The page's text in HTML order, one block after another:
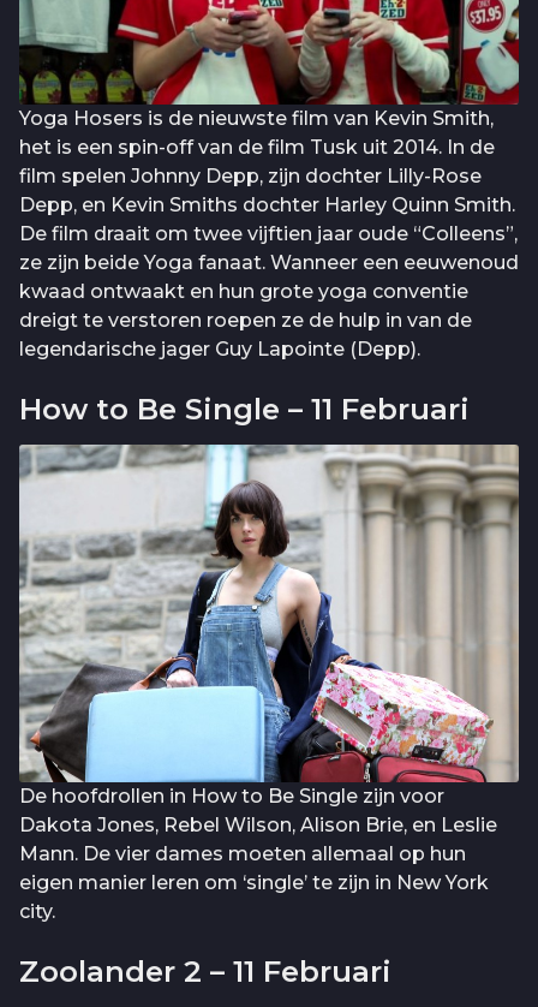
Yoga Hosers is de nieuwste film van Kevin Smith,
het is een spin-off van de film Tusk uit 2014. In de
film spelen Johnny Depp, zijn dochter Lilly-Rose
Depp, en Kevin Smiths dochter Harley Quinn Smith.
De film draait om twee vijftien jaar oude “Colleens”,
ze zijn beide Yoga fanaat. Wanneer een eeuwenoud
kwaad ontwaakt en hun grote yoga conventie
dreigt te verstoren roepen ze de hulp in van de
legendarische jager Guy Lapointe (Depp).
How to Be Single – 11 Februari
De hoofdrollen in How to Be Single zijn voor
Dakota Jones, Rebel Wilson, Alison Brie, en Leslie
Mann. De vier dames moeten allemaal op hun
eigen manier leren om ‘single’ te zijn in New York
city.
Zoolander 2 – 11 Februari